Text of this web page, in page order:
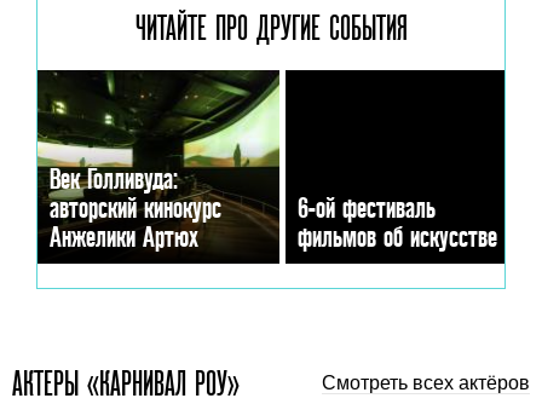
ЧИТАЙТЕ ПРО ДРУГИЕ СОБЫТИЯ
Век Голливуда:
авторский кинокурс
Анжелики Артюх
6-ой фестиваль
фильмов об искусстве
АКТЕРЫ «КАРНИВАЛ РОУ» Смотреть всех актёров